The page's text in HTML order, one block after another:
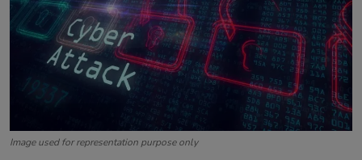
Image used for representation purpose only